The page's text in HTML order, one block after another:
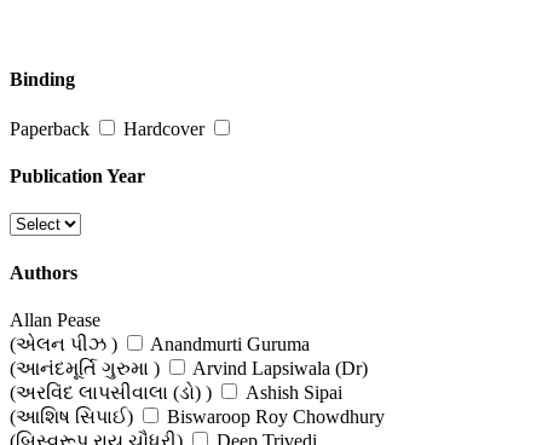
Binding
Paperback Hardcover
Publication Year
Authors
Allan Pease
(એલન પીઝ )
Anandmurti Guruma
(આનંદમૂર્તિ ગુરુમા )
Arvind Lapsiwala (Dr)
(અરવિંદ લાપસીવાલા (ડો) )
Ashish Sipai
(આશિષ સિપાઈ)
Biswaroop Roy Chowdhury
(બિસ્વરૂપ રાય ચૌધરી)
Deep Trivedi